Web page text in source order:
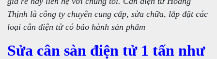
Thịnh là công ty chuyên cung cấp, sửa chữa, lắp đặt các
loại cân điện tử có bảo hành sản phẩm
Sửa cân sàn điện tử 1 tấn như